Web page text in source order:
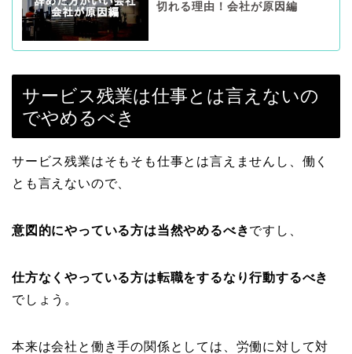
切れる理由！会社が原因編
サービス残業は仕事とは言えないの
でやめるべき
サービス残業はそもそも仕事とは言えませんし、働く
とも言えないので、
意図的にやっている方は当然やめるべきですし、
仕方なくやっている方は転職をするなり行動するべき
でしょう。
本来は会社と働き手の関係としては、労働に対して対